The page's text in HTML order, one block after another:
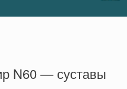
N60 — суставы